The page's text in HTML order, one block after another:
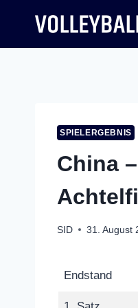
springen
SPIELERGEBNIS
China
SID 31. August
Endstand